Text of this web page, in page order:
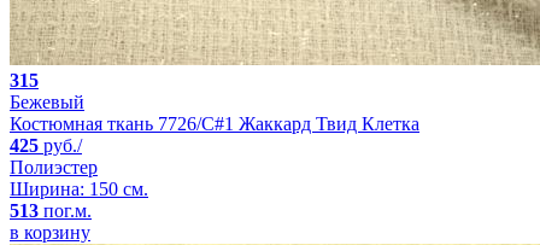
315
Бежевый
Костюмная ткань 7726/C#1 Жаккард Твид Клетка
425 руб./
Полиэстер
Ширина: 150 см.
513 пог.м.
в корзину